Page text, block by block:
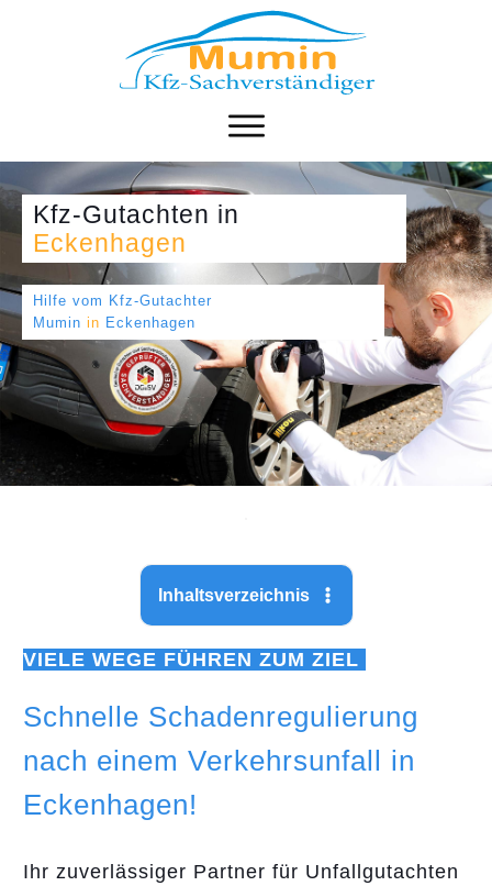
Kfz-Gutachten in
Eckenhagen
Hilfe vom Kfz-Gutachter
Mumin in Eckenhagen
Inhaltsverzeichnis
VIELE WEGE FÜHREN ZUM ZIEL
Schnelle Schadenregulierung
nach einem Verkehrsunfall in
Eckenhagen!
Ihr zuverlässiger Partner für Unfallgutachten